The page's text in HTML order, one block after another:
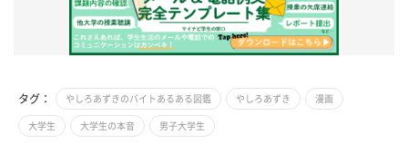
タグ： やしろあずきのバイトあるある図鑑 やしろあずき 漫画
大学生 大学生の本音 男子大学生